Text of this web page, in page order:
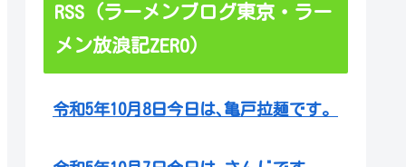
RSS（ラーメンブログ東京・ラー
メン放浪記ZERO）
令和5年10月8日今日は､亀戸拉麺です。